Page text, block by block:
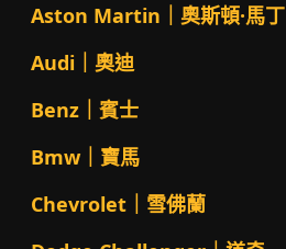
Aston Martin｜奧斯頓·馬丁
Audi｜奧迪
Benz｜賓士
Bmw｜寶馬
Chevrolet｜雪佛蘭